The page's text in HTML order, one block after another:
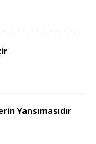
Yansımasıdır